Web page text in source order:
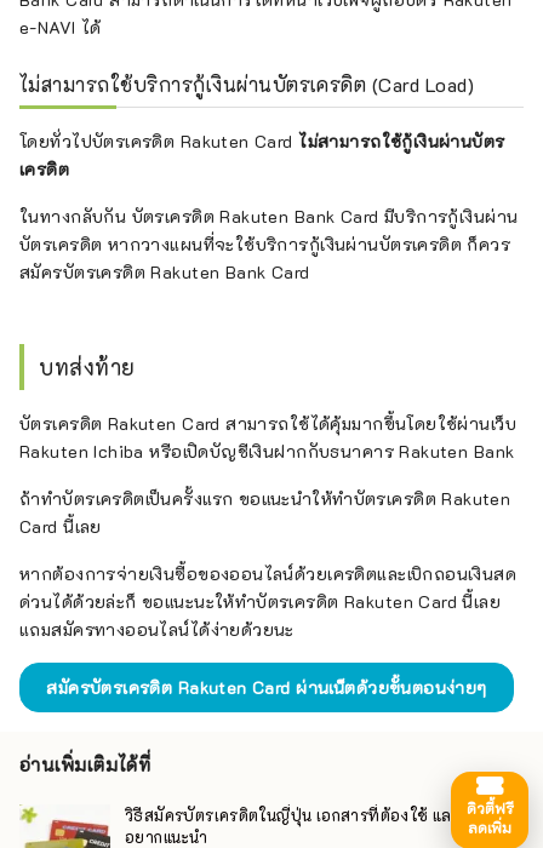
e-NAVI ได้
ไม่สามารถใช้บริการกู้เงินผ่านบัตรเครดิต (Card Load)
โดยทั่วไปบัตรเครดิต Rakuten Cardไม่สามารถใช้กู้เงินผ่านบัตร
เครดิต
ในทางกลับกัน บัตรเครดิต Rakuten Bank Card มีบริการกู้เงินผ่าน
บัตรเครดิต หากวางแผนที่จะใช้บริการกู้เงินผ่านบัตรเครดิต ก็ควร
สมัครบัตรเครดิต Rakuten Bank Card
บทส่งท้าย
บัตรเครดิต Rakuten Card สามารถใช้ได้คุ้มมากขึ้นโดยใช้ผ่านเว็บ
Rakuten Ichiba หรือเปิดบัญชีเงินฝากกับธนาคาร Rakuten Bank
ถ้าทำบัตรเครดิตเป็นครั้งแรก ขอแนะนำให้ทำบัตรเครดิต Rakuten
Card นี้เลย
หากต้องการจ่ายเงินซื้อของออนไลน์ด้วยเครดิตและเบิกถอนเงินสด
ด่วนได้ด้วยล่ะก็ ขอแนะนะให้ทำบัตรเครดิต Rakuten Card นี้เลย
แถมสมัครทางออนไลน์ได้ง่ายด้วยนะ
สมัครบัตรเครดิต Rakuten Card ผ่านเน็ตด้วยขั้นตอนง่ายๆ
อ่านเพิ่มเติมได้ที่
วิธีสมัครบัตรเครดิตในญี่ปุ่น เอกสารที่ต้องใช้ และบัตรที่
อยากแนะนำ
ดิวตี้ฟรี
ลดเพิ่ม